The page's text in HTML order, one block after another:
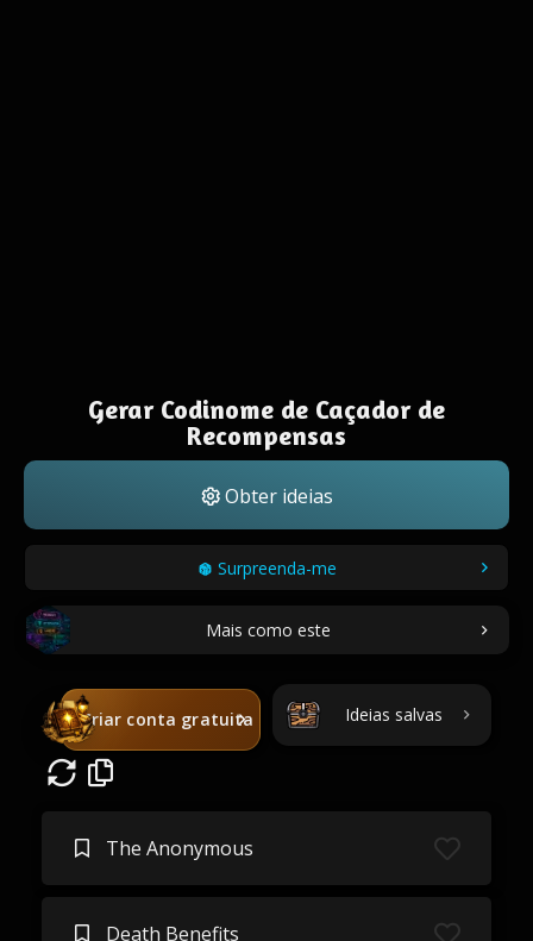
Gerar Codinome de Caçador de
Recompensas
Obter ideias
Surpreenda-me
Mais como este
Criar conta gratuita Ideias salvas
The Anonymous
Death Benefits